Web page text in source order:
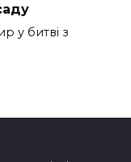
у битві з